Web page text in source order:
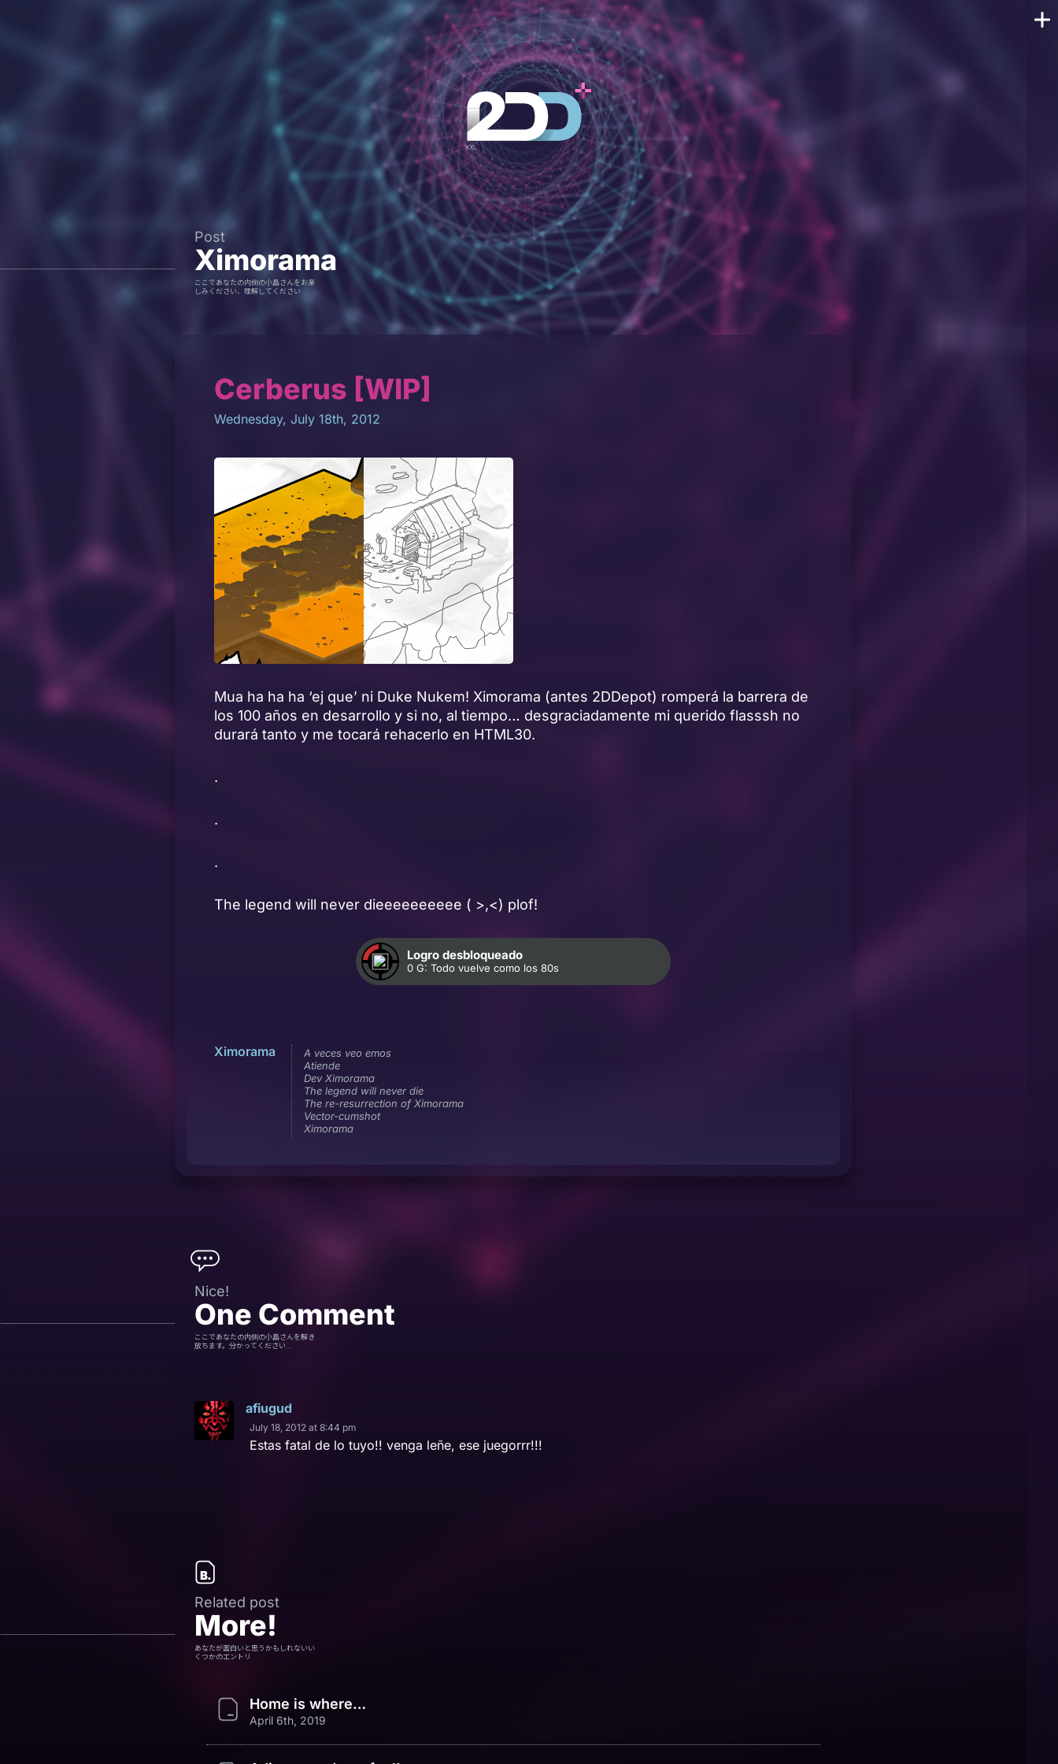
Post
Ximorama
ここであなたの内側の小島さんをお楽
しみください、理解してください
Cerberus [WIP]
Wednesday, July 18th, 2012
Mua ha ha ha ‘ej que’ ni Duke Nukem! Ximorama (antes 2DDepot) romperá la barrera de
los 100 años en desarrollo y si no, al tiempo… desgraciadamente mi querido flasssh no
durará tanto y me tocará rehacerlo en HTML30.
.
.
.
The legend will never dieeeeeeeeee ( >,<) plof!
Logro desbloqueado
0 G: Todo vuelve como los 80s
Ximorama
A veces veo emos
Atiende
Dev Ximorama
The legend will never die
The re-resurrection of Ximorama
Vector-cumshot
Ximorama
Nice!
One Comment
ここであなたの内側の小島さんを解き
放ちます。分かってください...
afiugud
July 18, 2012 at 8:44 pm
Estas fatal de lo tuyo!! venga leñe, ese juegorrr!!!
Related post
More!
あなたが面白いと思うかもしれないい
くつかのエントリ
Home is where…
April 6th, 2019